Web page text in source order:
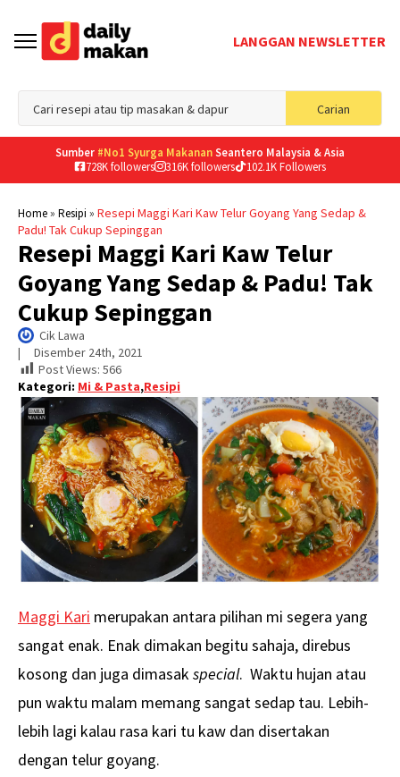
LANGGAN NEWSLETTER
Carian
for:
Sumber #No1 Syurga MakananSeantero Malaysia & Asia
728K followers
316K followers 102.1K Followers
Home» Resipi » Resepi Maggi Kari Kaw Telur Goyang Yang Sedap &
Padu! Tak Cukup Sepinggan
Resepi Maggi Kari Kaw Telur
Goyang Yang Sedap & Padu! Tak
Cukup Sepinggan
Cik Lawa
| Disember 24th, 2021
Post Views: 566
Kategori: Mi & Pasta,Resipi
Maggi Kari merupakan antara pilihan mi segera yang
sangat enak. Enak dimakan begitu sahaja, direbus
kosong dan juga dimasakspecial. Waktu hujan atau
pun waktu malam memang sangat sedap tau. Lebih-
lebih lagi kalau rasa kari tu kaw dan disertakan
dengan telur goyang.